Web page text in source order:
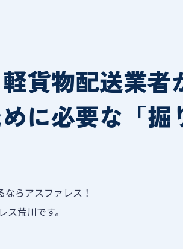
貨物配送業
に必要な「掘
らアスファレス！
荒川です。